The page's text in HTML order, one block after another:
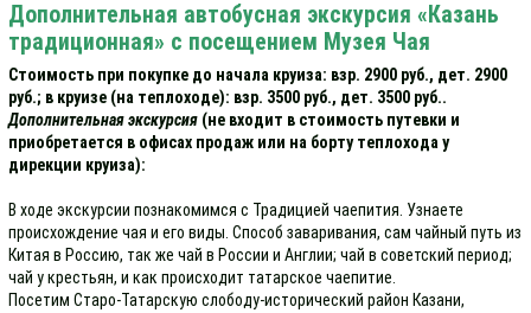
Дополнительная автобусная экскурсия «Казань
традиционная» с посещением Музея Чая
Стоимость при покупке до начала круиза: взр. 2900 руб., дет. 2900
руб.; в круизе (на теплоходе): взр. 3500 руб., дет. 3500 руб..
Дополнительная экскурсия (не входит в стоимость путевки и
приобретается в офисах продаж или на борту теплохода у
дирекции круиза):
В ходе экскурсии познакомимся с Традицией чаепития. Узнаете
происхождение чая и его виды. Способ заваривания, сам чайный путь из
Китая в Россию, так же чай в России и Англии; чай в советский период;
чай у крестьян, и как происходит татарское чаепитие.
Посетим Старо-Татарскую слободу-исторический район Казани,